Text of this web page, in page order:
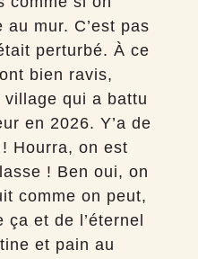
au mur. C’est pas
perturbé. À ce
bien ravis,
village qui a battu
en 2026. Y’a de
Hourra, on est
! Ben oui, on
comme on peut,
et de l’éternel
et pain au